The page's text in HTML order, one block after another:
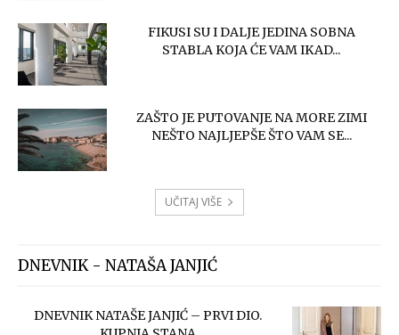
FIKUSI SU I DALJE JEDINA SOBNA
STABLA KOJA ĆE VAM IKAD...
ZAŠTO JE PUTOVANJE NA MORE ZIMI
NEŠTO NAJLJEPŠE ŠTO VAM SE...
UČITAJ VIŠE
DNEVNIK - NATAŠA JANJIĆ
DNEVNIK NATAŠE JANJIĆ – PRVI DIO.